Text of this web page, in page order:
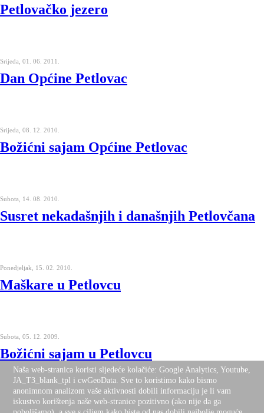
Petlovačko jezero
Srijeda, 01. 06. 2011.
Dan Općine Petlovac
Srijeda, 08. 12. 2010.
Božićni sajam Općine Petlovac
Subota, 14. 08. 2010.
Susret nekadašnjih i današnjih Petlovčana
Ponedjeljak, 15. 02. 2010.
Maškare u Petlovcu
Subota, 05. 12. 2009.
Božićni sajam u Petlovcu
Naša web-stranica koristi sljedeće kolačiće: Google Analytics, Youtube,
JA_T3_blank_tpl i cwGeoData. Sve to koristimo kako bismo
anonimnom analizom vaše aktivnosti dobili informaciju je li vam
iskustvo korištenja naše web-stranice pozitivno (ako nije da ga